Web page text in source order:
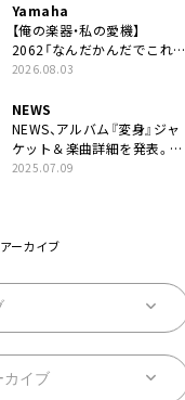
Yamaha
【俺の楽器・私の愛機】
2062「なんだかんだでこれが
1番」
2026.08.03
NEWS
NEWS、アルバム『変身』ジャ
ケット＆楽曲詳細を発表。ナ
レーションは⼭寺宏⼀
2025.07.09
アーカイブ